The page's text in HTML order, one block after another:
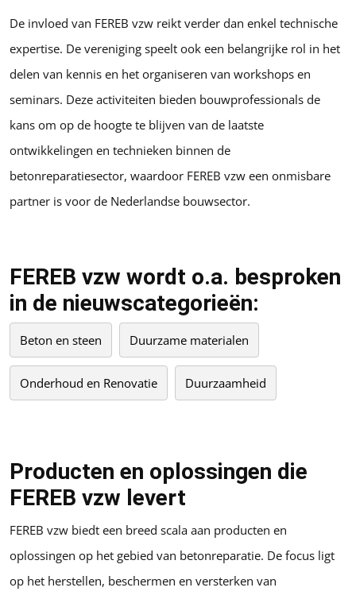
De invloed van FEREB vzw reikt verder dan enkel technische
expertise. De vereniging speelt ook een belangrijke rol in het
delen van kennis en het organiseren van workshops en
seminars. Deze activiteiten bieden bouwprofessionals de
kans om op de hoogte te blijven van de laatste
ontwikkelingen en technieken binnen de
betonreparatiesector, waardoor FEREB vzw een onmisbare
partner is voor de Nederlandse bouwsector.
FEREB vzw wordt o.a. besproken
in de nieuwscategorieën:
Beton en steen Duurzame materialen
Onderhoud en Renovatie Duurzaamheid
Producten en oplossingen die
FEREB vzw levert
FEREB vzw biedt een breed scala aan producten en
oplossingen op het gebied van betonreparatie. De focus ligt
op het herstellen, beschermen en versterken van